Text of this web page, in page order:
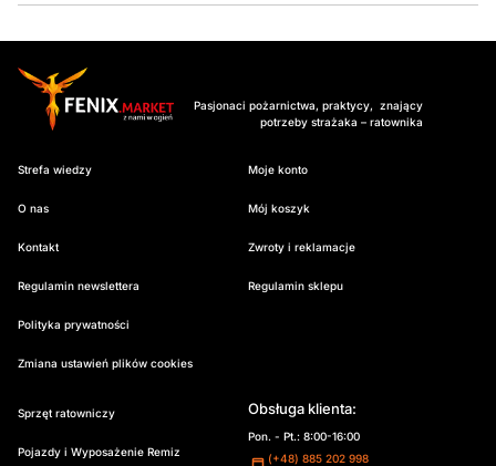
Pasjonaci pożarnictwa, praktycy, znający
potrzeby strażaka – ratownika
Strefa wiedzy
O nas
Kontakt
Regulamin newslettera
Polityka prywatności
Zmiana ustawień plików cookies
Moje konto
Mój koszyk
Zwroty i reklamacje
Regulamin sklepu
Sprzęt ratowniczy
Pojazdy i Wyposażenie Remiz
Obsługa klienta:
Pon. - Pt.: 8:00-16:00
(+48) 885 202 998